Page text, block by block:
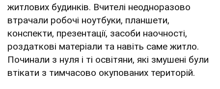
житлових будинків. Вчителі неодноразово
втрачали робочі ноутбуки, планшети,
конспекти, презентації, засоби наочності,
роздаткові матеріали та навіть саме житло.
Починали з нуля і ті освітяни, які змушені були
втікати з тимчасово окупованих територій.